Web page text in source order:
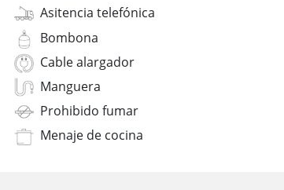
Asitencia telefónica
Bombona
Cable alargador
Manguera
Prohibido fumar
Menaje de cocina